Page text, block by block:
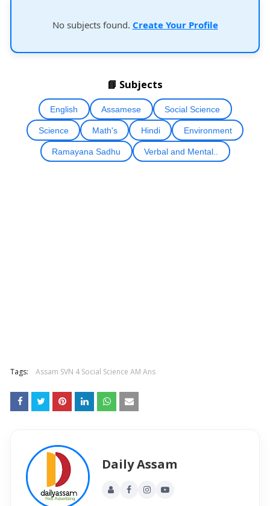
No subjects found. Create Your Profile
📘 Subjects
English Assamese Social Science
Science Math's Hindi Environment
Ramayana Sadhu Verbal and Mental..
Tags: Assam SVN 4 Social Science AM Ans
Daily Assam